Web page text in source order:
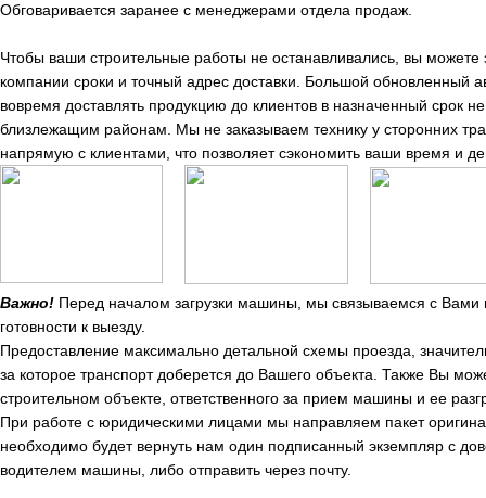
Обговаривается заранее с менеджерами отдела продаж.
Чтобы ваши строительные работы не останавливались, вы
компании сроки и точный адрес доставки. Большой обновленный
вовремя доставлять продукцию до клиентов в назначенный срок
близлежащим районам. Мы не заказываем технику у сторонних
напрямую с клиентами, что позволяет сэкономить ваши время и
Важно! Перед началом загрузки машины, мы связываемся с Вами
готовности к выезду.
Предоставление максимально детальной схемы проезда,
за которое транспорт доберется до Вашего объекта. Также Вы
строительном объекте, ответственного за прием машины и ее
При работе с юридическими лицами мы направляем пакет
необходимо будет вернуть нам один подписанный экземпляр с
водителем машины, либо отправить через почту.